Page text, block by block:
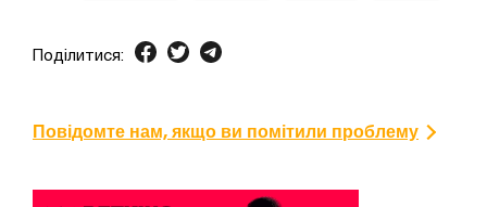
Поділитися:
Повідомте нам, якщо ви помітили проблему